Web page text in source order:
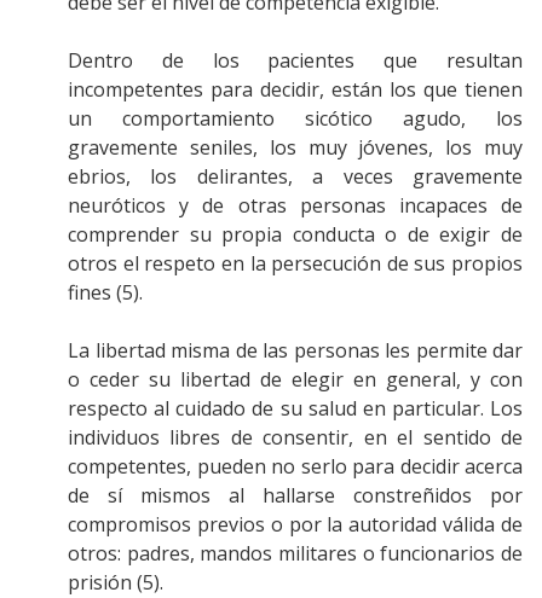
Dentro de los pacientes que resultan
incompetentes para decidir, están los que tienen
un comportamiento sicótico agudo, los
gravemente seniles, los muy jóvenes, los muy
ebrios, los delirantes, a veces gravemente
neuróticos y de otras personas incapaces de
comprender su propia conducta o de exigir de
otros el respeto en la persecución de sus propios
fines (5).
La libertad misma de las personas les permite dar
o ceder su libertad de elegir en general, y con
respecto al cuidado de su salud en particular. Los
individuos libres de consentir, en el sentido de
competentes, pueden no serlo para decidir acerca
de sí mismos al hallarse constreñidos por
compromisos previos o por la autoridad válida de
otros: padres, mandos militares o funcionarios de
prisión (5).